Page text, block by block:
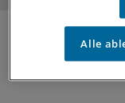
Alle